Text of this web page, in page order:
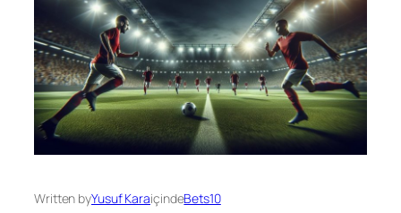
Written byYusuf KaraiçindeBets10